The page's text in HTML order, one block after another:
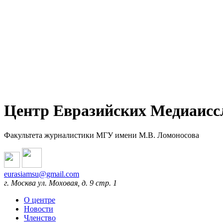
Центр Евразийских
Факультета журналистики МГУ имени М.В. Ломоносова
eurasiamsu@gmail.com
г. Москва ул. Моховая, д. 9 стр. 1
О центре
Новости
Членство